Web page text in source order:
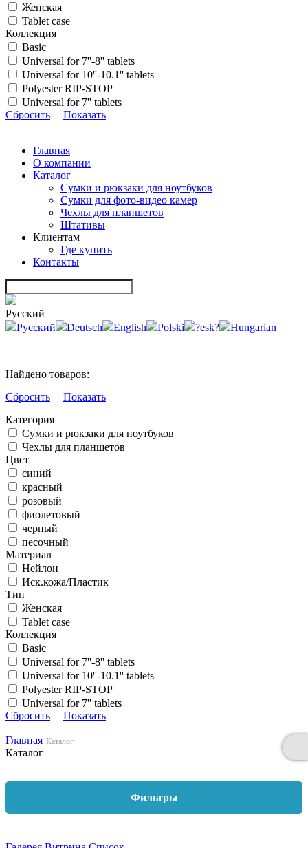
Женская
Tablet case
Коллекция
Basic
Universal for 7''-8'' tablets
Universal for 10''-10.1'' tablets
Polyester RIP-STOP
Universal for 7'' tablets
Сбросить
Показать
Главная
О компании
Каталог
Сумки и рюкзаки для ноутбуков
Сумки для фото-видео камер
Чехлы для планшетов
Штативы
Клиентам
Где купить
Контакты
Русский
Русский
Deutsch English Polski ?esk? Hungarian
Найдено товаров:
Сбросить
Показать
Категория
Сумки и рюкзаки для ноутбуков
Чехлы для планшетов
Цвет
синий
красный
розовый
фиолетовый
черный
песочный
Материал
Нейлон
Иск.кожа/Пластик
Тип
Женская
Tablet case
Коллекция
Basic
Universal for 7''-8'' tablets
Universal for 10''-10.1'' tablets
Polyester RIP-STOP
Universal for 7'' tablets
Сбросить
Показать
Главная Каталог
Каталог
Фильтры